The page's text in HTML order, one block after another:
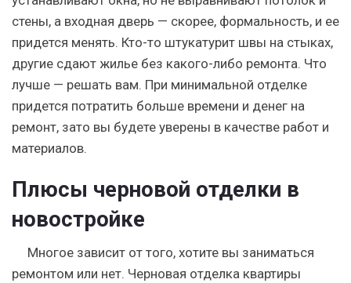
стены, а входная дверь — скорее, формальность, и ее
придется менять. Кто-то штукатурит швы на стыках,
другие сдают жилье без какого-либо ремонта. Что
лучше — решать вам. При минимальной отделке
придется потратить больше времени и денег на
ремонт, зато вы будете уверены в качестве работ и
материалов.
Плюсы черновой отделки в
новостройке
Многое зависит от того, хотите вы заниматься
ремонтом или нет. Черновая отделка квартиры